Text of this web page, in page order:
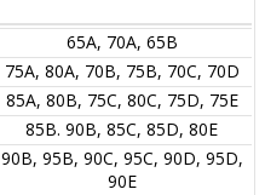
65A, 70A, 65B
75A, 80A, 70B, 75B, 70C, 70D
85A, 80B, 75C, 80C, 75D, 75E
85B. 90B, 85C, 85D, 80E
90B, 95B, 90C, 95C, 90D, 95D,
90E